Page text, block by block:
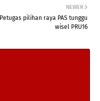
NEWER
Petugas pilihan raya PAS tunggu
wisel PRU16